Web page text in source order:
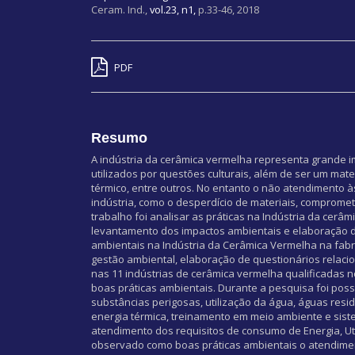
Ceram. Ind.,vol.23, n1, p.33-46, 2018
PDF
Resumo
A indústria da cerâmica vermelha representa grande
utilizados por questões culturais, além de ser um
térmico, entre outros. No entanto o não atendimento
indústria, como o desperdício de materiais,
trabalho foi analisar as práticas na Indústria da
levantamento dos impactos ambientais e elaboração
ambientais na Indústria da Cerâmica Vermelha na
gestão ambiental, elaboração de questionários
nas 11 indústrias de cerâmica vermelha qualificadas
boas práticas ambientais. Durante a pesquisa foi
substâncias perigosas, utilização da água, águas
energia térmica, treinamento em meio ambiente e
atendimento dos requisitos de consumo de Energia,
observado como boas práticas ambientais o